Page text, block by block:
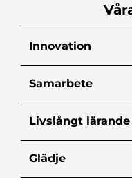
Innovation
Samarbete
Livslångt lärande
Glädje